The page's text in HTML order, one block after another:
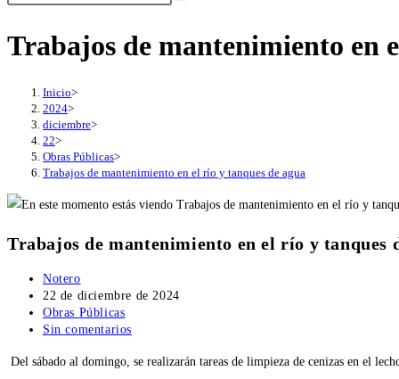
Trabajos de mantenimiento en
Inicio>
2024>
diciembre>
22>
Obras Públicas>
Trabajos de mantenimiento en el río y tanques de agua
Trabajos de mantenimiento en el río y tanques
Autor
de
la
entrada:
Notero
Publicación
de
la
22 de diciembre de 2024
Categoría
de
entrada:
Obras Públicas
Comentarios
la
Sin comentarios
Del sábado al domingo, se realizarán tareas de limpieza de cenizas en el